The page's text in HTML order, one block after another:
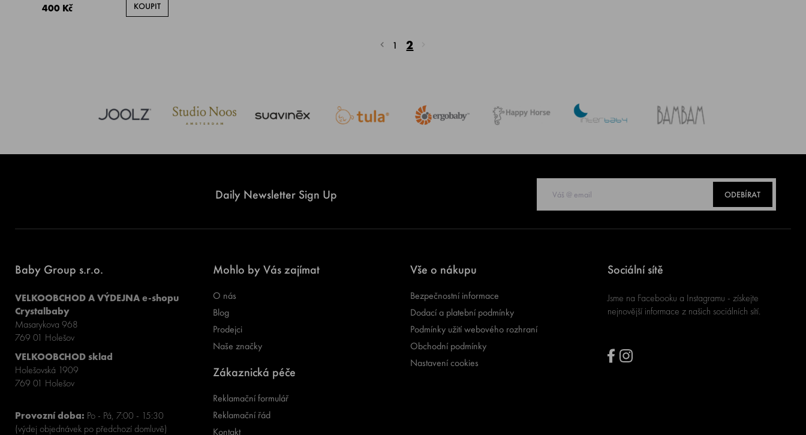
400 Kč KOUPIT
1 2
Daily Newsletter Sign Up ODEBÍRAT
Baby Group s.r.o.
VELKOOBCHOD A VÝDEJNA e-shopu
Crystalbaby
Masarykova 968
769 01 Holešov
VELKOOBCHOD sklad
Holešovská 1909
769 01 Holešov
Provozní doba: Po - Pá, 7:00 - 15:30
(výdej objednávek po předchozí domluvě)
Mohlo by Vás zajímat
O nás
Blog
Prodejci
Naše značky
Zákaznická péče
Reklamační formulář
Reklamační řád
Kontakt
Vše o nákupu
Bezpečnostní informace
Dodací a platební podmínky
Podmínky užití webového rozhraní
Obchodní podmínky
Nastavení cookies
Sociální sítě
Jsme na Facebooku a Instagramu - získejte
nejnovější informace z našich sociálních sítí.